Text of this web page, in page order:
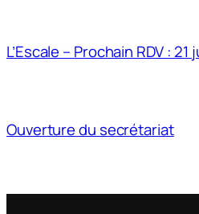
L’Escale – Prochain RDV :
Ouverture du secrétariat